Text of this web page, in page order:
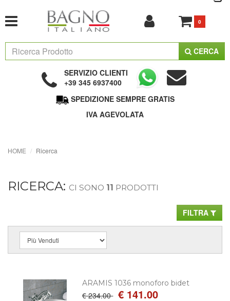
0
CERCA
SERVIZIO CLIENTI
+39 345 6937400
SPEDIZIONE SEMPRE GRATIS
IVA AGEVOLATA
HOME Ricerca
RICERCA: CI SONO 11 PRODOTTI
FILTRA
ARAMIS 1036 monoforo bidet
€ 234.00 € 141.00